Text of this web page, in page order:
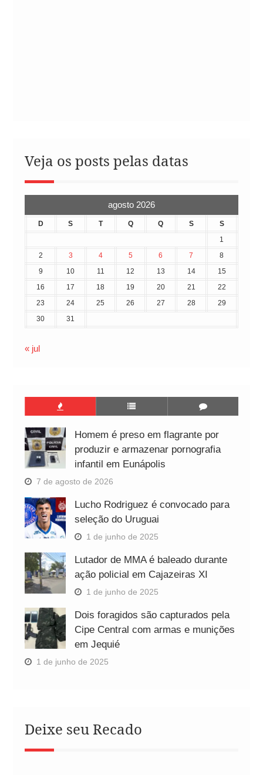
Veja os posts pelas datas
agosto 2026
D S T Q Q S
S
1
2
3 4 5 6 7
8
9
10 11 12 13 14
15
16
17 18 19 20 21
22
23
24 25 26 27 28
29
30
31
« jul
Homem é preso em flagrante por
produzir e armazenar pornografia
infantil em Eunápolis
7 de agosto de 2026
Lucho Rodriguez é convocado para
seleção do Uruguai
1 de junho de 2025
Lutador de MMA é baleado durante
ação policial em Cajazeiras XI
1 de junho de 2025
Dois foragidos são capturados pela
Cipe Central com armas e munições
em Jequié
1 de junho de 2025
Deixe seu Recado